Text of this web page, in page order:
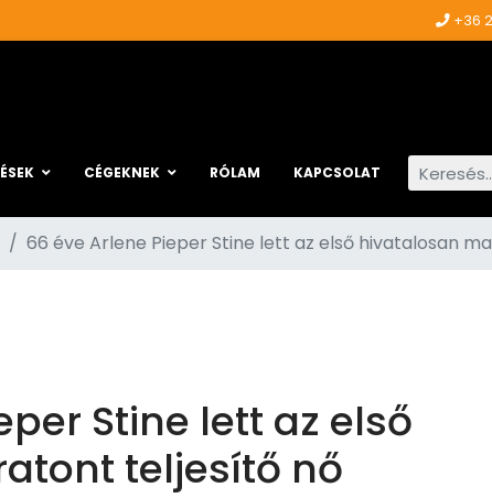
+36
CÉGEKNEK RÓLAM KAPCSOLAT Keresés...
66 éve Arlene Pieper Stine lett az első hivatalosan
Stine lett az első
teljesítő nő